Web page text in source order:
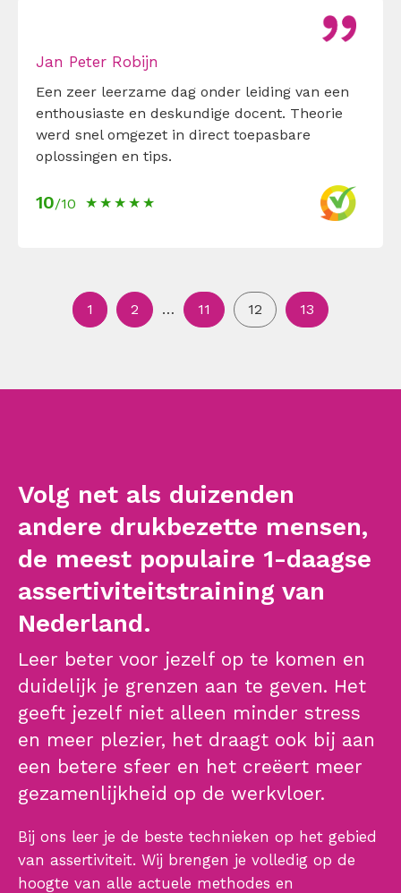
Jan Peter Robijn
Een zeer leerzame dag onder leiding van een
enthousiaste en deskundige docent. Theorie
werd snel omgezet in direct toepasbare
oplossingen en tips.
10/10
1 2 … 11 12 13
Volg net als duizenden
andere drukbezette mensen,
de meest populaire 1-daagse
assertiviteitstraining van
Nederland.
Leer beter voor jezelf op te komen en
duidelijk je grenzen aan te geven. Het
geeft jezelf niet alleen minder stress
en meer plezier, het draagt ook bij aan
een betere sfeer en het creëert meer
gezamenlijkheid op de werkvloer.
Bij ons leer je de beste technieken op het gebied
van assertiviteit. Wij brengen je volledig op de
hoogte van alle actuele methodes en